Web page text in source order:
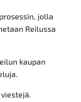
jolla
Reilussa
kaupan